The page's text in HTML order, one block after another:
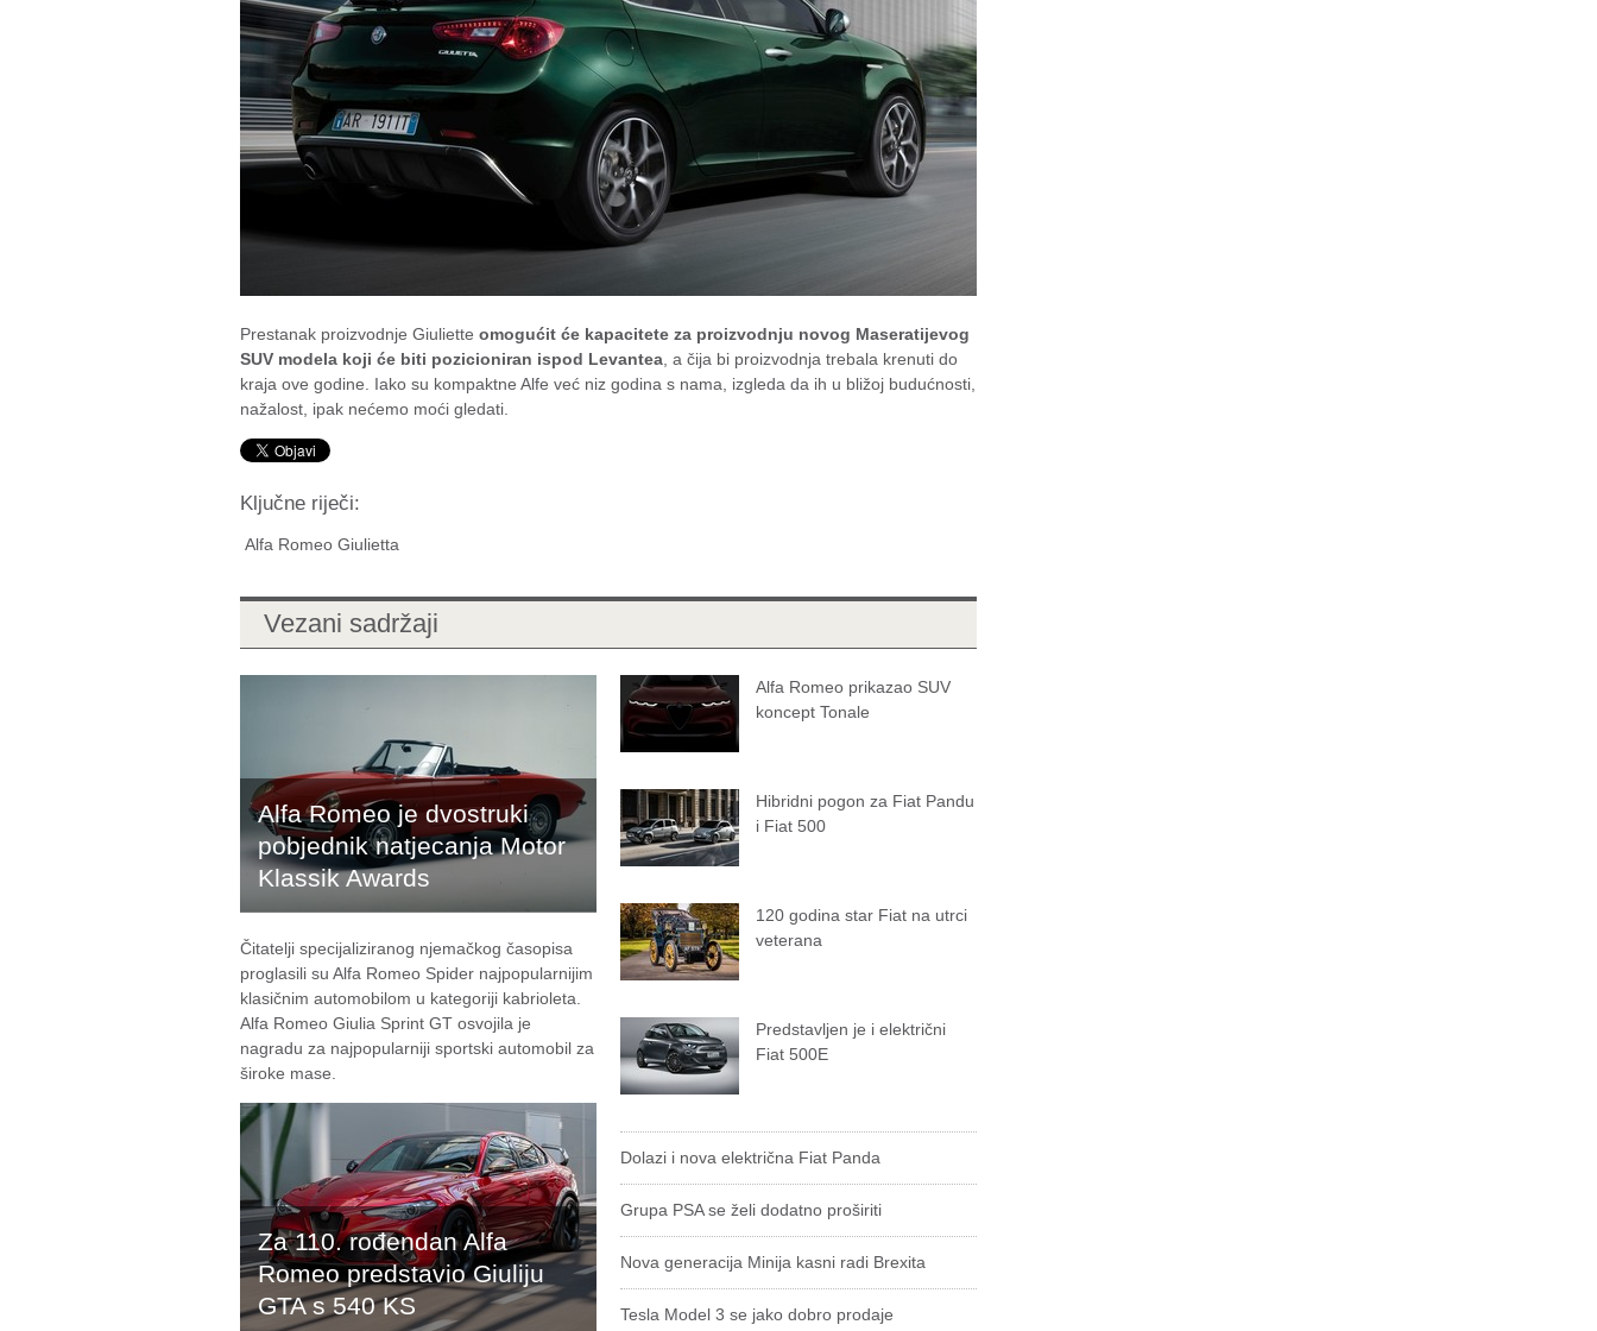
Prestanak proizvodnje Giuliette omogućit će kapacitete za proizvodnju novog Maseratijevog
SUV modela koji će biti pozicioniran ispod Levantea , a čija bi proizvodnja trebala krenuti do
kraja ove godine. Iako su kompaktne Alfe već niz godina s nama, izgleda da ih u bližoj budućnosti,
nažalost, ipak nećemo moći gledati.
Ključne riječi:
Alfa Romeo Giulietta
Vezani sadržaji
Alfa Romeo je dvostruki
pobjednik natjecanja Motor
Klassik Awards
Čitatelji specijaliziranog njemačkog časopisa
proglasili su Alfa Romeo Spider najpopularnijim
klasičnim automobilom u kategoriji kabrioleta.
Alfa Romeo Giulia Sprint GT osvojila je
nagradu za najpopularniji sportski automobil za
široke mase.
Za 110. rođendan Alfa
Romeo predstavio Giuliju
GTA s 540 KS
Alfa Romeo prikazao SUV
koncept Tonale
Hibridni pogon za Fiat Pandu
i Fiat 500
120 godina star Fiat na utrci
veterana
Predstavljen je i električni
Fiat 500E
Dolazi i nova električna Fiat Panda
Grupa PSA se želi dodatno proširiti
Nova generacija Minija kasni radi Brexita
Tesla Model 3 se jako dobro prodaje